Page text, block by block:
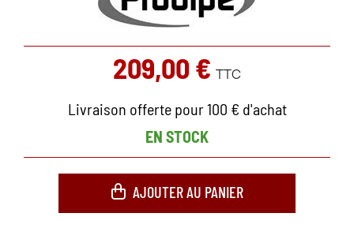
209,00 € TTC
Livraison offerte pour 100 € d'achat
EN STOCK
AJOUTER AU PANIER